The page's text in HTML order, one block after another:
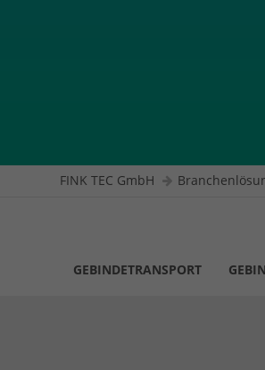
FINK TEC GmbH
GEBINDETRANSPORT